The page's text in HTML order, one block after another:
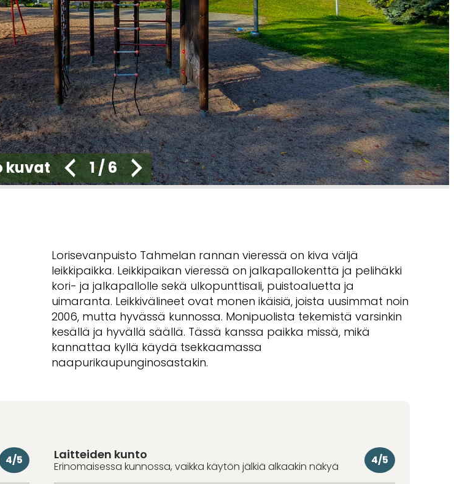
kuvat 1/6
Lorisevanpuisto Tahmelan rannan vieressä on kiva väljä
leikkipaikka. Leikkipaikan vieressä on jalkapallokenttä ja pelihäkki
kori- ja jalkapallolle sekä ulkopunttisali, puistoaluetta ja
uimaranta. Leikkivälineet ovat monen ikäisiä, joista uusimmat noin
2006, mutta hyvässä kunnossa. Monipuolista tekemistä varsinkin
kesällä ja hyvällä säällä. Tässä kanssa paikka missä, mikä
kannattaa kyllä käydä tsekkaamassa
naapurikaupunginosastakin.
4/5 Laitteiden kunto
Erinomaisessa kunnossa, vaikka käytön jälkiä alkaakin näkyä 4/5